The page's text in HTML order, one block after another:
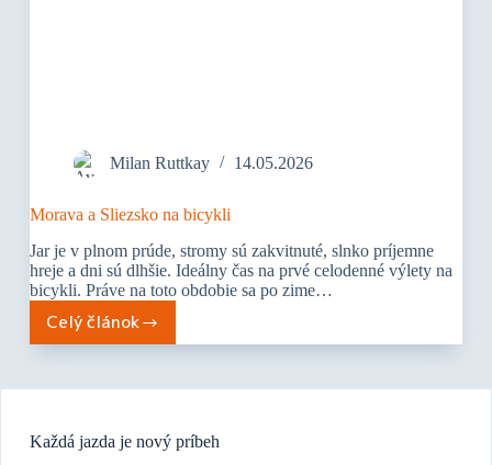
Milan Ruttkay 14.05.2026
Morava a Sliezsko na bicykli
Jar je v plnom prúde, stromy sú zakvitnuté, slnko príjemne
hreje a dni sú dlhšie. Ideálny čas na prvé celodenné výlety na
bicykli. Práve na toto obdobie sa po zime…
Celý článok
Každá jazda je nový príbeh